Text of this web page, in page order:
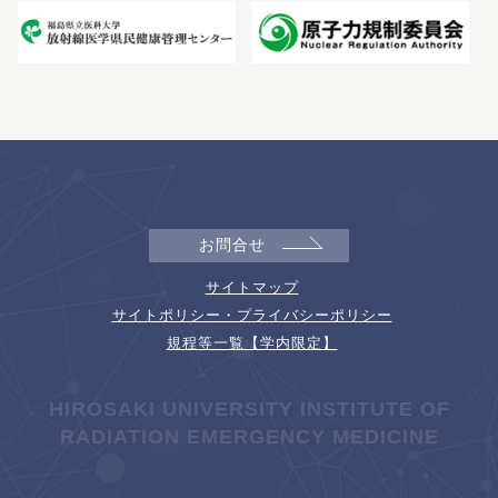
お問合せ
サイトマップ
サイトポリシー・プライバシーポリシー
規程等一覧【学内限定】
HIROSAKI UNIVERSITY INSTITUTE OF
RADIATION EMERGENCY MEDICINE